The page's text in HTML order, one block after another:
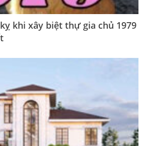
khi xây biệt thự gia chủ 1979